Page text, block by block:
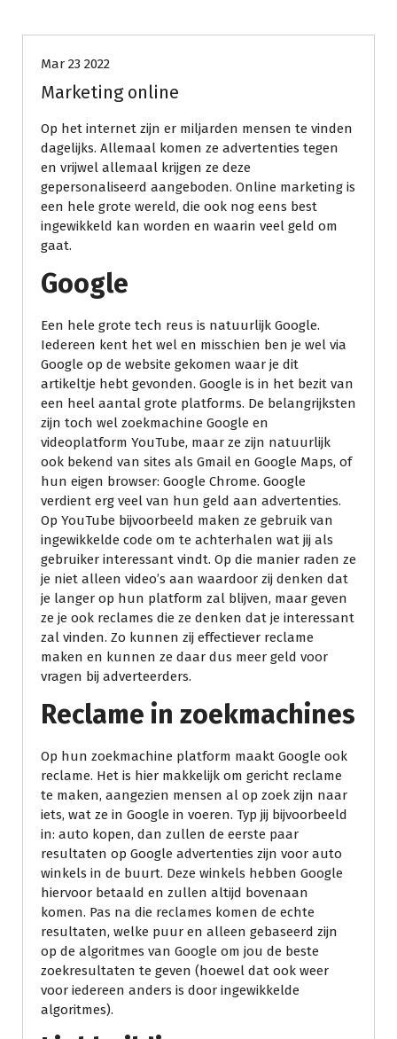
Mar 23 2022
Marketing online
Op het internet zijn er miljarden mensen te vinden
dagelijks. Allemaal komen ze advertenties tegen
en vrijwel allemaal krijgen ze deze
gepersonaliseerd aangeboden. Online marketing is
een hele grote wereld, die ook nog eens best
ingewikkeld kan worden en waarin veel geld om
gaat.
Google
Een hele grote tech reus is natuurlijk Google.
Iedereen kent het wel en misschien ben je wel via
Google op de website gekomen waar je dit
artikeltje hebt gevonden. Google is in het bezit van
een heel aantal grote platforms. De belangrijksten
zijn toch wel zoekmachine Google en
videoplatform YouTube, maar ze zijn natuurlijk
ook bekend van sites als Gmail en Google Maps, of
hun eigen browser: Google Chrome. Google
verdient erg veel van hun geld aan advertenties.
Op YouTube bijvoorbeeld maken ze gebruik van
ingewikkelde code om te achterhalen wat jij als
gebruiker interessant vindt. Op die manier raden ze
je niet alleen video’s aan waardoor zij denken dat
je langer op hun platform zal blijven, maar geven
ze je ook reclames die ze denken dat je interessant
zal vinden. Zo kunnen zij effectiever reclame
maken en kunnen ze daar dus meer geld voor
vragen bij adverteerders.
Reclame in zoekmachines
Op hun zoekmachine platform maakt Google ook
reclame. Het is hier makkelijk om gericht reclame
te maken, aangezien mensen al op zoek zijn naar
iets, wat ze in Google in voeren. Typ jij bijvoorbeeld
in: auto kopen, dan zullen de eerste paar
resultaten op Google advertenties zijn voor auto
winkels in de buurt. Deze winkels hebben Google
hiervoor betaald en zullen altijd bovenaan
komen. Pas na die reclames komen de echte
resultaten, welke puur en alleen gebaseerd zijn
op de algoritmes van Google om jou de beste
zoekresultaten te geven (hoewel dat ook weer
voor iedereen anders is door ingewikkelde
algoritmes).